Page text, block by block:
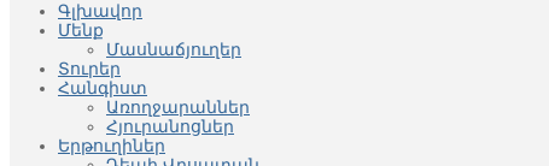
Գլխավոր
Մենք
Մասնաճյուղեր
Տուրեր
Հանգիստ
Առողջարաններ
Հյուրանոցներ
Երթուղիներ